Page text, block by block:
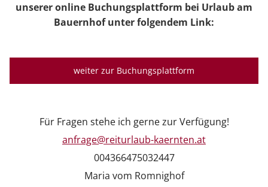
unserer online Buchungsplattform bei Urlaub am
Bauernhof unter folgendem Link:
weiter zur Buchungsplattform
Für Fragen stehe ich gerne zur Verfügung!
anfrage@reiturlaub-kaernten.at
004366475032447
Maria vom Romnighof